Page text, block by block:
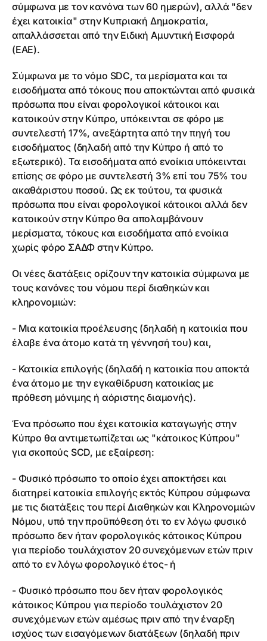
σύμφωνα με τον κανόνα των 60 ημερών), αλλά "δεν
έχει κατοικία" στην Κυπριακή Δημοκρατία,
απαλλάσσεται από την Ειδική Αμυντική Εισφορά
(ΕΑΕ).
Σύμφωνα με το νόμο SDC, τα μερίσματα και τα
εισοδήματα από τόκους που αποκτώνται από φυσικά
πρόσωπα που είναι φορολογικοί κάτοικοι και
κατοικούν στην Κύπρο, υπόκεινται σε φόρο με
συντελεστή 17%, ανεξάρτητα από την πηγή του
εισοδήματος (δηλαδή από την Κύπρο ή από το
εξωτερικό). Τα εισοδήματα από ενοίκια υπόκεινται
επίσης σε φόρο με συντελεστή 3% επί του 75% του
ακαθάριστου ποσού. Ως εκ τούτου, τα φυσικά
πρόσωπα που είναι φορολογικοί κάτοικοι αλλά δεν
κατοικούν στην Κύπρο θα απολαμβάνουν
μερίσματα, τόκους και εισοδήματα από ενοίκια
χωρίς φόρο ΣΑΔΦ στην Κύπρο.
Οι νέες διατάξεις ορίζουν την κατοικία σύμφωνα με
τους κανόνες του νόμου περί διαθηκών και
κληρονομιών:
- Μια κατοικία προέλευσης (δηλαδή η κατοικία που
έλαβε ένα άτομο κατά τη γέννησή του) και,
- Κατοικία επιλογής (δηλαδή η κατοικία που αποκτά
ένα άτομο με την εγκαθίδρυση κατοικίας με
πρόθεση μόνιμης ή αόριστης διαμονής).
Ένα πρόσωπο που έχει κατοικία καταγωγής στην
Κύπρο θα αντιμετωπίζεται ως "κάτοικος Κύπρου"
για σκοπούς SCD, με εξαίρεση:
- Φυσικό πρόσωπο το οποίο έχει αποκτήσει και
διατηρεί κατοικία επιλογής εκτός Κύπρου σύμφωνα
με τις διατάξεις του περί Διαθηκών και Κληρονομιών
Νόμου, υπό την προϋπόθεση ότι το εν λόγω φυσικό
πρόσωπο δεν ήταν φορολογικός κάτοικος Κύπρου
για περίοδο τουλάχιστον 20 συνεχόμενων ετών πριν
από το εν λόγω φορολογικό έτος- ή
- Φυσικό πρόσωπο που δεν ήταν φορολογικός
κάτοικος Κύπρου για περίοδο τουλάχιστον 20
συνεχόμενων ετών αμέσως πριν από την έναρξη
ισχύος των εισαγόμενων διατάξεων (δηλαδή πριν